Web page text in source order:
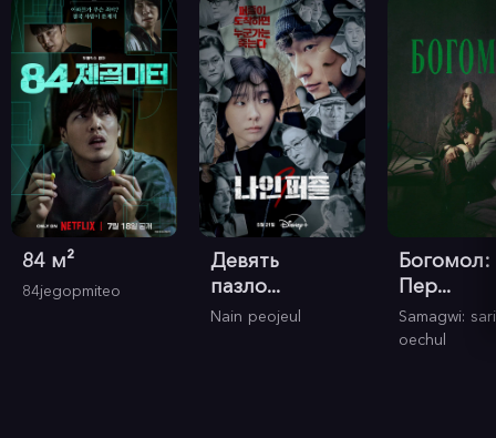
84 м²
84jegopmiteo
Девять
пазло...
Nain peojeul
Богомол:
Пер...
Samagwi:
oechul